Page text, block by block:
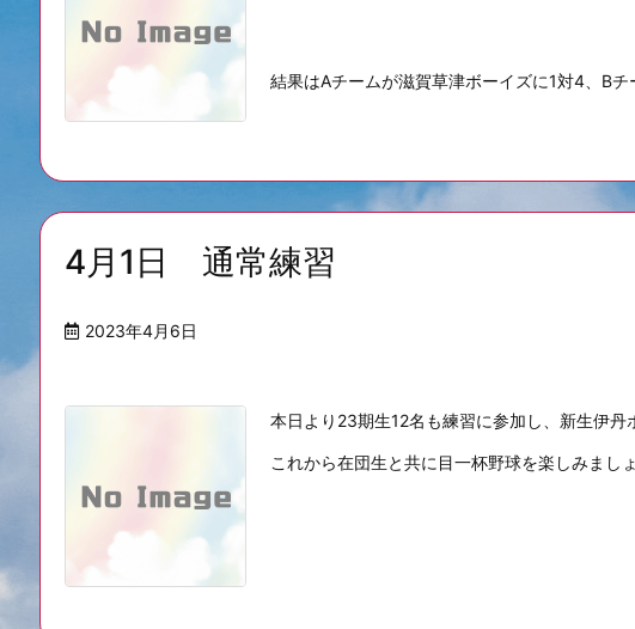
結果はAチームが滋賀草津ボーイズに1対4、B
4月1日 通常練習
2023年4月6日
本日より23期生12名も練習に参加し、新生伊丹
これから在団生と共に目一杯野球を楽しみましょ